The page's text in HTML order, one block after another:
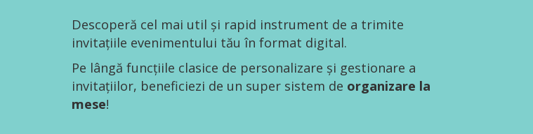
Descoperă cel mai util și rapid instrument de a trimite
invitațiile evenimentului tău în format digital.
Pe lângă funcțiile clasice de personalizare și gestionare a
invitațiilor, beneficiezi de un super sistem de organizare la
mese!